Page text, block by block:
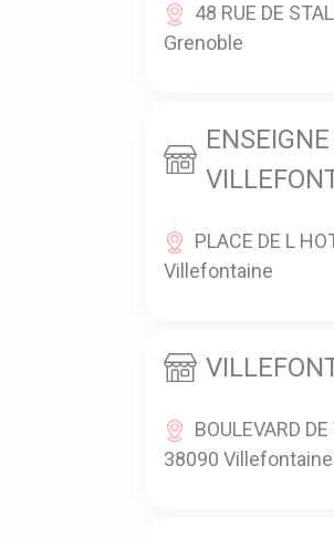
48 RUE DE
Grenoble
PLACE DE L
Villefontaine
BOULEVARD
38090 Villefontaine